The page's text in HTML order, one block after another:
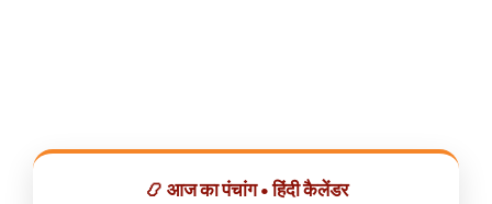
📿 आज का पंचांग • हिंदी कैलेंडर